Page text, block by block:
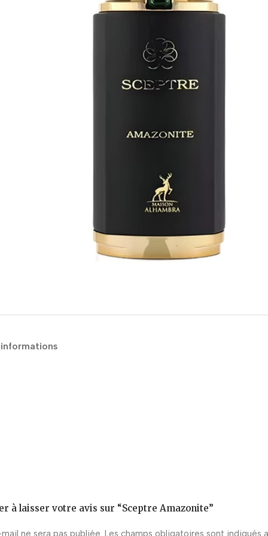
à laisser votre avis sur “Sceptre Amazonite”
ne sera pas publiée. Les champs obligatoires sont indiqués